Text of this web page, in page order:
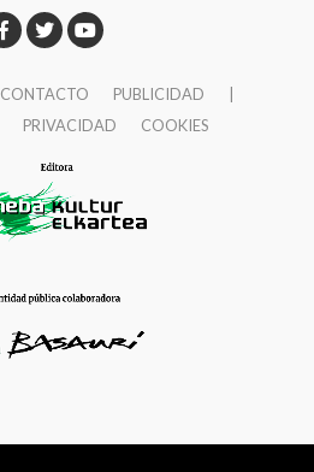
CONTACTO PUBLICIDAD
PRIVACIDAD COOKIES